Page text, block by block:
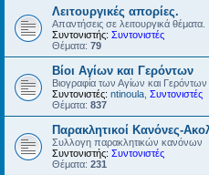
Λειτουργικές απορίες.
Απαντήσεις σε λειτουργικά θέματα.
Συντονιστής: Συντονιστές
Θέματα: 79
Βίοι Αγίων και Γερόντων
Βιογραφία των Αγίων και Γερόντων
Συντονιστές: ntinoula Συντονιστές
Θέματα: 837
Παρακλητικοί Κανόνες-
Συλλογη παρακλητικών κανόνων
Συντονιστής: Συντονιστές
Θέματα: 231